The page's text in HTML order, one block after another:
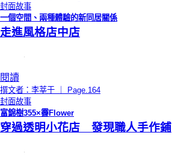
封面故事
一個空間、兩種體驗的新同居關係
走進風格店中店
閱讀
撰文者：李莘于 ｜ Page.164
封面故事
富錦樹355×霽Flower
穿過透明小花店 發現職人手作鋪